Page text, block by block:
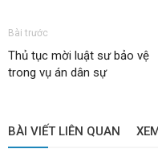
Bài trước
Thủ tục mời luật sư bảo vệ
trong vụ án dân sự
BÀI VIẾT LIÊN QUAN